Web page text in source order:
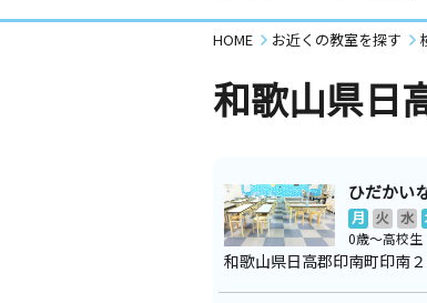
HOME お近くの教室を探す
和歌山県日
ひだかい
月 火 水
0歳～高校生
和歌山県日高郡印南町印南